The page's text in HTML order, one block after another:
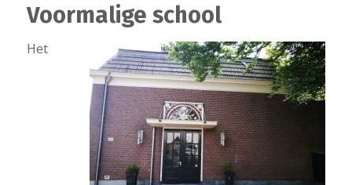
Voormalige school
Het